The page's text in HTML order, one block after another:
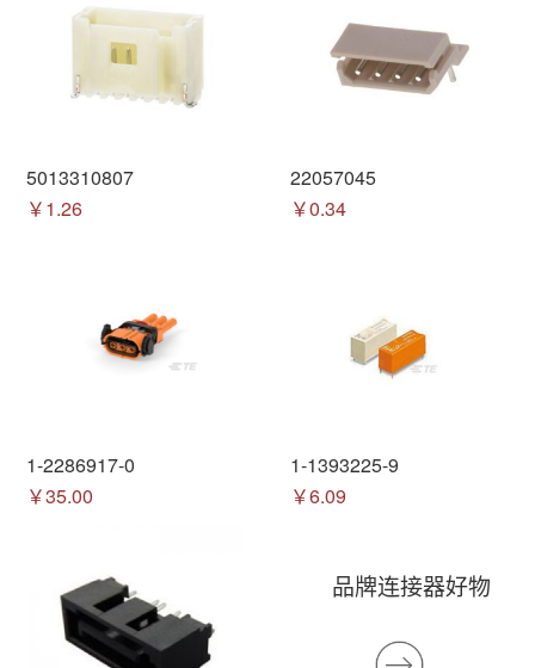
5013310807
￥1.26
22057045
￥0.34
1-2286917-0
￥35.00
1-1393225-9
￥6.09
品牌连接器好物